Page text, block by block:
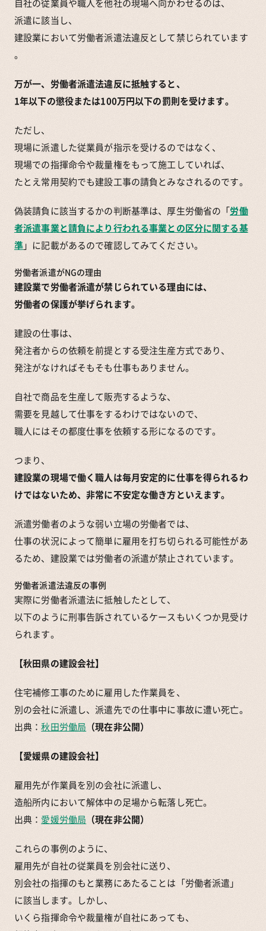
自社の従業員や職人を他社の現場へ向かわせるのは、
派遣に該当し、
建設業において労働者派遣法違反として禁じられています
。
万が一、労働者派遣法違反に抵触すると、
1年以下の懲役または100万円以下の罰則を受けます。
ただし、
現場に派遣した従業員が指示を受けるのではなく、
現場での指揮命令や裁量権をもって施工していれば、
たとえ常用契約でも建設工事の請負とみなされるのです。
偽装請負に該当するかの判断基準は、厚生労働省の「労働
者派遣事業と請負により行われる事業との区分に関する基
準」に記載があるので確認してみてください。
労働者派遣がNGの理由
建設業で労働者派遣が禁じられている理由には、
労働者の保護が挙げられます。
建設の仕事は、
発注者からの依頼を前提とする受注生産方式であり、
発注がなければそもそも仕事もありません。
自社で商品を生産して販売するような、
需要を見越して仕事をするわけではないので、
職人にはその都度仕事を依頼する形になるのです。
つまり、
建設業の現場で働く職人は毎月安定的に仕事を得られるわ
けではないため、非常に不安定な働き方といえます。
派遣労働者のような弱い立場の労働者では、
仕事の状況によって簡単に雇用を打ち切られる可能性があ
るため、建設業では労働者の派遣が禁止されています。
労働者派遣法違反の事例
実際に労働者派遣法に抵触したとして、
以下のように刑事告訴されているケースもいくつか見受け
られます。
【秋田県の建設会社】
住宅補修工事のために雇用した作業員を、
別の会社に派遣し、派遣先での仕事中に事故に遭い死亡。
出典：秋田労働局 （現在非公開）
【愛媛県の建設会社】
雇用先が作業員を別の会社に派遣し、
造船所内において解体中の足場から転落し死亡。
出典： 愛媛労働局 （現在非公開）
これらの事例のように、
雇用先が自社の従業員を別会社に送り、
別会社の指揮のもと業務にあたることは「労働者派遣」
に該当します。しかし、
いくら指揮命令や裁量権が自社にあっても、